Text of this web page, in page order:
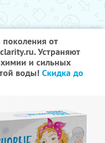
от
Устраняют
и сильных
воды! Скидка до